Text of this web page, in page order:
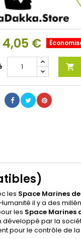
4,05 €

les Space Marines
il y a des
les Space Marines
par la
pour le contrôle de